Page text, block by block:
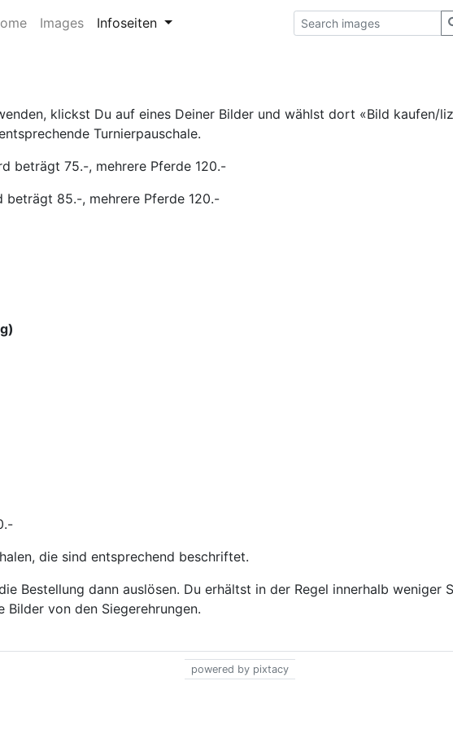
Images Infoseiten
klickst Du auf eines Deiner Bilder und wählst dort «Bild kaufen/
Turnierpauschale.
beträgt 75.-, mehrere Pferde 120.-
beträgt 85.-, mehrere Pferde 120.-
die sind entsprechend beschriftet.
Bestellung dann auslösen. Du erhältst in der Regel innerhalb weniger
von den Siegerehrungen.
powered by pixtacy